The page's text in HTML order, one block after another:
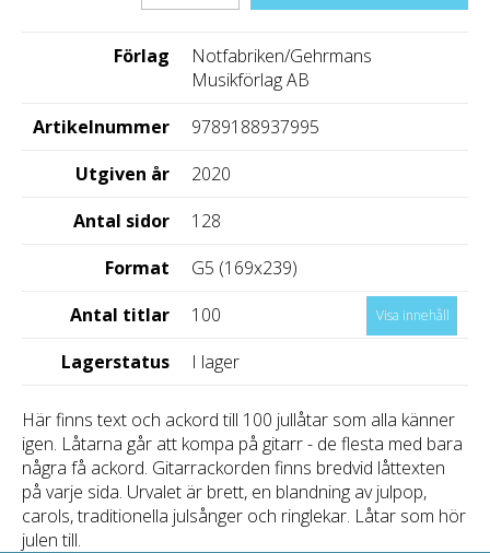
Förlag
Notfabriken/Gehrmans
Musikförlag AB
Artikelnummer
9789188937995
Utgiven år
2020
Antal sidor
128
Format
G5 (169x239)
Antal titlar
100 Visa innehåll
Lagerstatus I lager
Här finns text och ackord till 100 jullåtar som alla känner
igen. Låtarna går att kompa på gitarr - de flesta med bara
några få ackord. Gitarrackorden finns bredvid låttexten
på varje sida. Urvalet är brett, en blandning av julpop,
carols, traditionella julsånger och ringlekar. Låtar som hör
julen till.